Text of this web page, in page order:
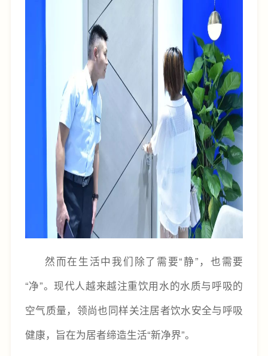
然而在生活中我们除了需要“静”，也需要
“净”。现代人越来越注重饮用水的水质与呼吸的
空气质量，领尚也同样关注居者饮水安全与呼吸
健康，旨在为居者缔造生活“新净界”。